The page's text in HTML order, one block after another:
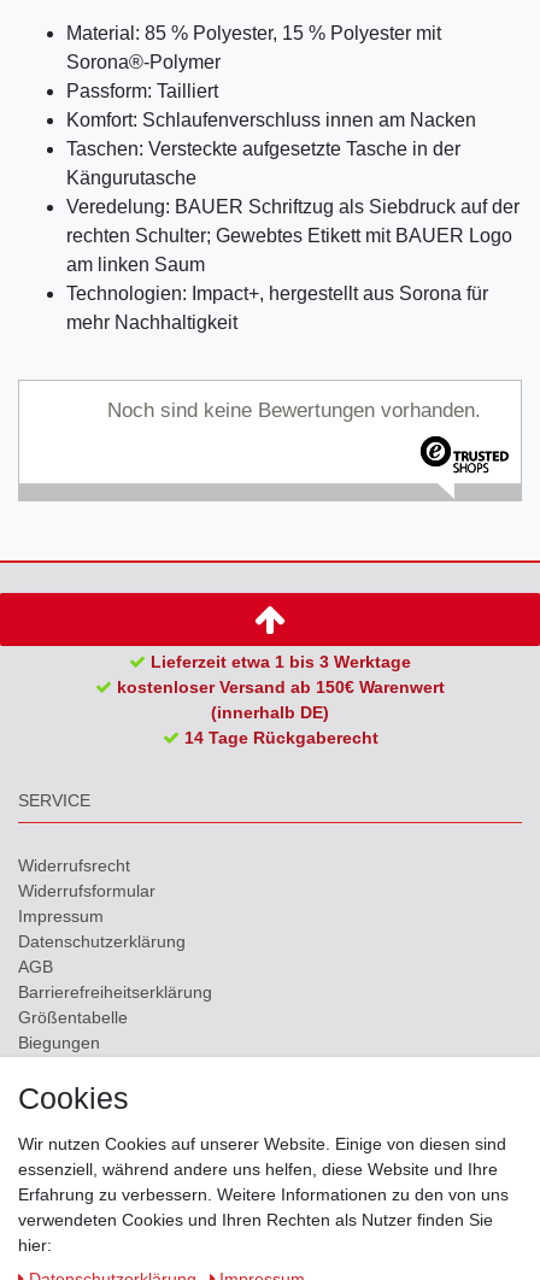
Material: 85 % Polyester, 15 % Polyester mit
Sorona®-Polymer
Passform: Tailliert
Komfort: Schlaufenverschluss innen am Nacken
Taschen: Versteckte aufgesetzte Tasche in der
Kängurutasche
Veredelung: BAUER Schriftzug als Siebdruck auf der
rechten Schulter; Gewebtes Etikett mit BAUER Logo
am linken Saum
Technologien: Impact+, hergestellt aus Sorona für
mehr Nachhaltigkeit
Noch sind keine Bewertungen vorhanden.
Lieferzeit etwa 1 bis 3 Werktage
kostenloser Versand ab 150€ Warenwert
(innerhalb DE)
14 Tage Rückgaberecht
SERVICE
Widerrufs­recht
Widerrufs­formular
Impressum
Daten­schutz­erklärung
AGB
Barrierefreiheitserklärung
Größentabelle
Biegungen
Kontakt
ZAHLUNGSMÖGLICHKEITEN
Cookies
Wir nutzen Cookies auf unserer Website. Einige von diesen sind
essenziell, während andere uns helfen, diese Website und Ihre
Erfahrung zu verbessern. Weitere Informationen zu den von uns
verwendeten Cookies und Ihren Rechten als Nutzer finden Sie
hier: